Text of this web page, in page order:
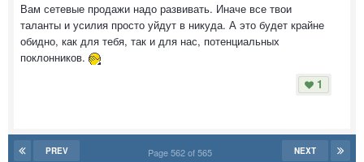
Вам сетевые продажи надо развивать. Иначе все твои
таланты и усилия просто уйдут в никуда. А это будет крайне
обидно, как для тебя, так и для нас, потенциальных
поклонников.
1
PREV NEXT
Page 562 of 565